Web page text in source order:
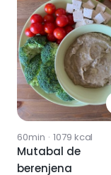
60min · 1079 kcal
Mutabal de
berenjena